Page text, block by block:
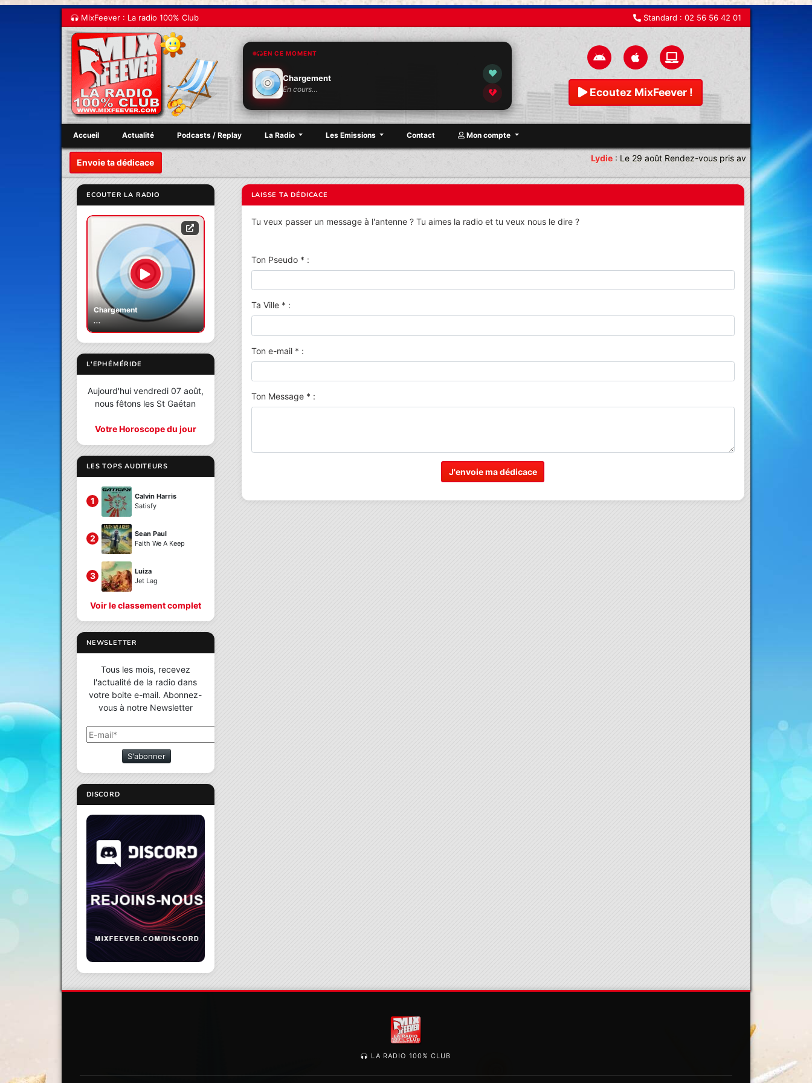
MixFeever : La radio 100% Club Standard : 02 56 56 42 01
EN CE MOMENT
Chargement
En cours… Ecoutez MixFeever !
Accueil Actualité Podcasts / Replay La Radio Les Emissions Contact Mon compte
Envoie ta dédicace Lydie:Le 29 août Rendez-vous pris avec une équipe
ECOUTER LA RADIO
Chargement
...
L'EPHÉMÉRIDE
Aujourd'hui vendredi 07 août,
nous fêtons les St Gaétan
Votre Horoscope du jour
LES TOPS AUDITEURS
1
Calvin Harris
Satisfy
2
Sean Paul
Faith We A Keep
3
Luiza
Jet Lag
Voir le classement complet
NEWSLETTER
Tous les mois, recevez
l'actualité de la radio dans
votre boite e-mail. Abonnez-
vous à notre Newsletter
S'abonner
DISCORD
LAISSE TA DÉDICACE
Tu veux passer un message à l'antenne ? Tu aimes la radio et tu veux nous le dire ?
Ton Pseudo * :
Ta Ville * :
Ton e-mail * :
Ton Message * :
J'envoie ma dédicace
LA RADIO 100% CLUB